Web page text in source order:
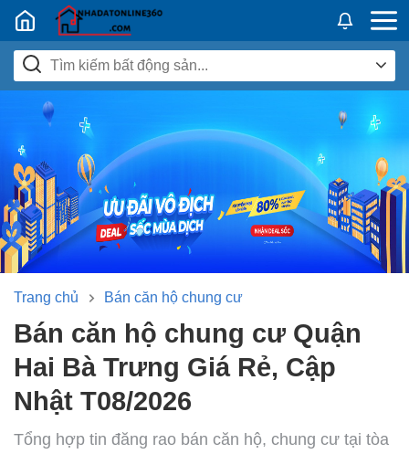
Nhadatban24h.vn
Trang chủ Bán căn hộ chung cư
Bán căn hộ chung cư Quận
Hai Bà Trưng Giá Rẻ, Cập
Nhật T08/2026
Tổng hợp tin đăng rao bán căn hộ, chung cư tại tòa